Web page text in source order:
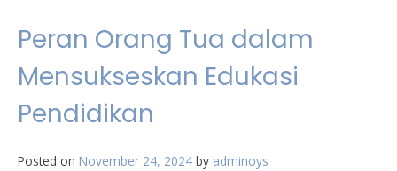
Peran Orang Tua dalam
Mensukseskan Edukasi
Pendidikan
Posted on November 24, 2024 by adminoys